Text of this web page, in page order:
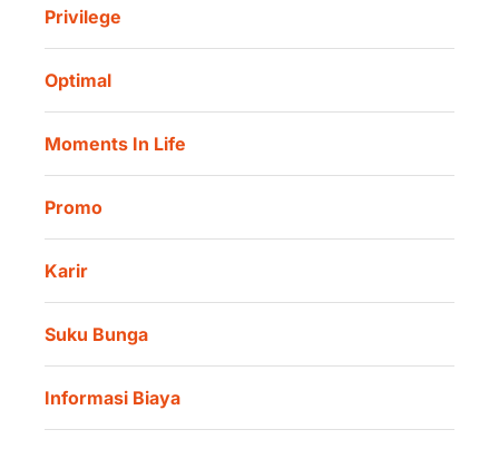
Danamon Cash Connect User Guidelines
Danamon Digital Onboarding
Danamon QR Merchant
Informasi Investor
Privilege
Optimal
Moments In Life
Promo
Karir
Suku Bunga
Informasi Biaya